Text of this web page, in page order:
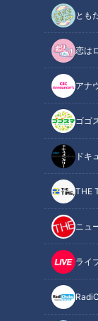
とも
恋は
アナ
ゴゴ
ドキ
THE
ニュ
ライ
土産は禁止
大内氏の立ち
伊勢詣りの土
オススメ関連
土産は禁止
「この日何の日
週間の日付で過
話題は「本能寺
の守護大名・大